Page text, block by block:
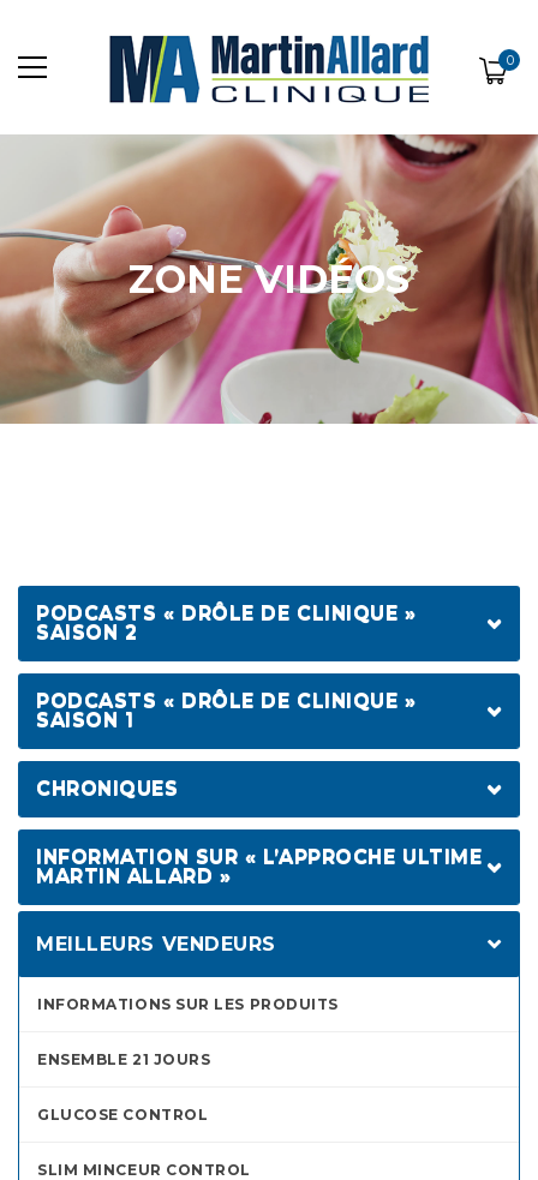
0
ZONE VIDÉOS
PODCASTS « DRÔLE DE CLINIQUE »
SAISON 2
ALAIN CHOQUETTE
ÉMILIE LAJOIE
SYLVAIN GUIMOND
DAN BÉRUBÉ
JEAN MICHEL ANCTIL
SYLVAIN LAROCQUE
CLAUDE LEGAULT
PODCASTS « DRÔLE DE CLINIQUE »
SAISON 1
DOMINIC PAQUET
FRANÇOIS MORENCY
ISABEL RICHER
DAVE MORISSETTE
CHRONIQUES
SOMMEIL, ACTIVITÉS PHYSIQUES ET ALIMENTATION,
L’ALCOOL
LES BOISSONS DIÉTÉTIQUES
LES CONDIMENTS
CONSEILS À CLAUDE LEGAULT
INFORMATION SUR « L’APPROCHE ULTIME
MARTIN ALLARD »
MEILLEURS VENDEURS
INFORMATIONS SUR LES PRODUITS
ENSEMBLE 21 JOURS
GLUCOSE CONTROL
SLIM MINCEUR CONTROL